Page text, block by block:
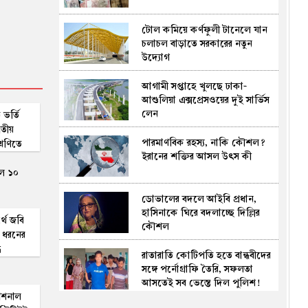
১০
জবি
বিএনপি নেতাকে লক্ষ্য করে গুলি,
পল্লবীতে আহত নারী পথচারীও
সৌদিকে ঘিরে ইরানি মিত্রদের
সমন্বিত হামলার শঙ্কা, লক্ষ্যবস্তু
জ্বালানি স্থাপনা ও বন্দর
‘আপনি কি গুপ্ত আওয়ামী লীগ’,
জবাবে যা বললেন রুমিন ফারহানা
রোম বিমানবন্দরে আটকা ঢাকাগামী
বিমান, দুর্ভোগে আড়াই শতাধিক
যাত্রী
ক্রাইম ওয়েব সিরিজ দেখে স্ত্রীকে
হত্যা
টোল কমিয়ে কর্ণফুলী টানেলে যান
চলাচল বাড়াতে সরকারের নতুন
উদ্যোগ
আগামী সপ্তাহে খুলছে ঢাকা-
আশুলিয়া এক্সপ্রেসওয়ের দুই সার্ভিস
লেন
পারমাণবিক রহস্য, নাকি কৌশল?
ইরানের শক্তির আসল উৎস কী
ডোভালের বদলে আইবি প্রধান,
হাসিনাকে ঘিরে বদলাচ্ছে দিল্লির
কৌশল
রাতারাতি কোটিপতি হতে বান্ধবীদের
সঙ্গে পর্নোগ্রাফি তৈরি, সফলতা
আসতেই সব ভেস্তে দিল পুলিশ!